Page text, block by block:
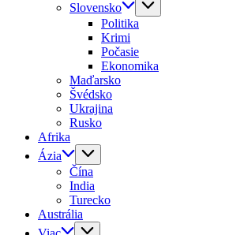
Slovensko
Politika
Krimi
Počasie
Ekonomika
Maďarsko
Švédsko
Ukrajina
Rusko
Afrika
Ázia
Čína
India
Turecko
Austrália